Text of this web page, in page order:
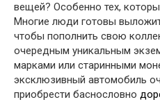
вещей? Особенно тех,
Многие люди готовы
чтобы пополнить свою
очередным уникальным
марками или старинными
эксклюзивный автомобиль
приобрести баснословно